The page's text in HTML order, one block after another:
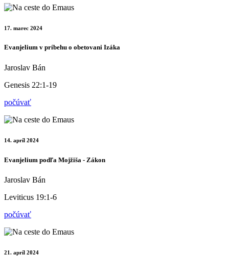
17. marec 2024
Evanjelium v príbehu o obetovani Izáka
Jaroslav Bán
Genesis 22:1-19
počúvať
14. apríl 2024
Evanjelium podľa Mojžiša - Zákon
Jaroslav Bán
Leviticus 19:1-6
počúvať
21. apríl 2024